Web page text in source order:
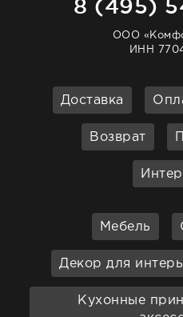
8 (495)
ООО
ИНН
Доставка
Возврат
Мебель
Декор для
Кухонные